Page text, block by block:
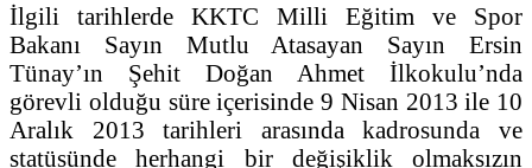
İlgili tarihlerde KKTC Milli Eğitim ve Spor
Bakanı Sayın Mutlu Atasayan Sayın Ersin
Tünay’ın Şehit Doğan Ahmet İlkokulu’nda
görevli olduğu süre içerisinde 9 Nisan 2013 ile 10
Aralık 2013 tarihleri arasında kadrosunda ve
statüsünde herhangi bir değişiklik olmaksızın